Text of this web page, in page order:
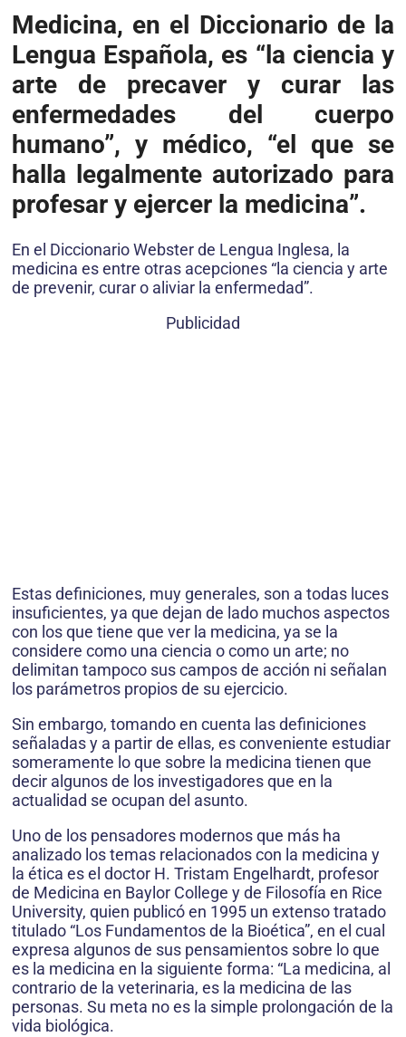
Medicina, en el Diccionario de la
Lengua Española, es “la ciencia y
arte de precaver y curar las
enfermedades del cuerpo
humano”, y médico, “el que se
halla legalmente autorizado para
profesar y ejercer la medicina”.
En el Diccionario Webster de Lengua Inglesa, la
medicina es entre otras acepciones “la ciencia y arte
de prevenir, curar o aliviar la enfermedad”.
Publicidad
Estas definiciones, muy generales, son a todas luces
insuficientes, ya que dejan de lado muchos aspectos
con los que tiene que ver la medicina, ya se la
considere como una ciencia o como un arte; no
delimitan tampoco sus campos de acción ni señalan
los parámetros propios de su ejercicio.
Sin embargo, tomando en cuenta las definiciones
señaladas y a partir de ellas, es conveniente estudiar
someramente lo que sobre la medicina tienen que
decir algunos de los investigadores que en la
actualidad se ocupan del asunto.
Uno de los pensadores modernos que más ha
analizado los temas relacionados con la medicina y
la ética es el doctor H. Tristam Engelhardt, profesor
de Medicina en Baylor College y de Filosofía en Rice
University, quien publicó en 1995 un extenso tratado
titulado “Los Fundamentos de la Bioética”, en el cual
expresa algunos de sus pensamientos sobre lo que
es la medicina en la siguiente forma: “La medicina, al
contrario de la veterinaria, es la medicina de las
personas. Su meta no es la simple prolongación de la
vida biológica.